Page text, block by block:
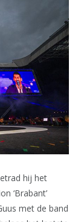
hij het
‘Brabant’
met de band